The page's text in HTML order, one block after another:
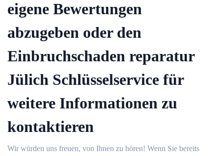
eigene Bewertungen
abzugeben oder den
Einbruchschaden reparatur
Jülich Schlüsselservice für
weitere Informationen zu
kontaktieren
Wir würden uns freuen, von Ihnen zu hören!​ Wenn Sie bereits